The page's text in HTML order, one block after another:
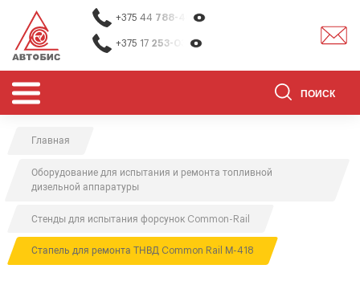
ОБОРУДОВАНИЕ ДЛЯ ОЧИСТКИ
О НАС
КОНТАКТЫ
+375 44 788-40-13
+375 17 253-03-26
Главная
Оборудование для испытания и ремонта топливной
дизельной аппаратуры
Стенды для испытания форсунок Common-Rail
Стапель для ремонта ТНВД Common Rail М-418